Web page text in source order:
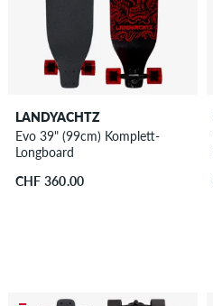
LANDYACHTZ
Evo 39" (99cm) Komplett-
Longboard
CHF 360.00